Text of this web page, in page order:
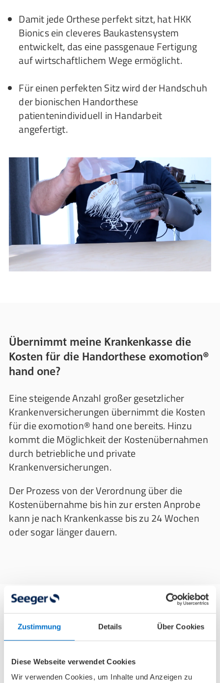
Zustimmung Details Über Cookies
Diese Webseite verwendet Cookies
Wir verwenden Cookies, um Inhalte und Anzeigen zu
Damit jede Orthese perfekt sitzt, hat HKK
Bionics ein cleveres Baukastensystem
entwickelt, das eine passgenaue Fertigung
auf wirtschaftlichem Wege ermöglicht.
Für einen perfekten Sitz wird der Handschuh
der bionischen Handorthese
patientenindividuell in Handarbeit
angefertigt.
Übernimmt meine Krankenkasse die
Kosten für die Handorthese exomotion®
hand one?
Eine steigende Anzahl großer gesetzlicher
Krankenversicherungen übernimmt die Kosten
für die exomotion® hand one bereits. Hinzu
kommt die Möglichkeit der Kostenübernahmen
durch betriebliche und private
Krankenversicherungen.
Der Prozess von der Verordnung über die
Kostenübernahme bis hin zur ersten Anprobe
kann je nach Krankenkasse bis zu 24 Wochen
oder sogar länger dauern.
Alternative Versorgungsmöglichkeiten
von HKK Bionics
Für die Handorthese exomotion® hand one gibt
es zusätzliche Optionen oder Alternativen, die